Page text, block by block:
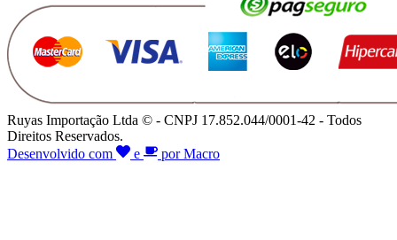
Ruyas Importação Ltda © - CNPJ 17.852.044/0001-42 - Todos
Direitos Reservados.
Desenvolvido com
e por Macro